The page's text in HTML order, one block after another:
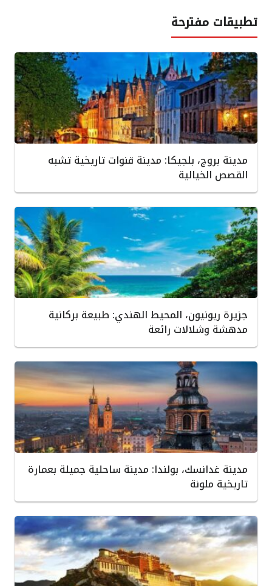
تطبيقات مفترحة
مدينة بروج، بلجيكا: مدينة قنوات تاريخية تشبه
القصص الخيالية
جزيرة ريونيون، المحيط الهندي: طبيعة بركانية
مدهشة وشلالات رائعة
مدينة غدانسك، بولندا: مدينة ساحلية جميلة بعمارة
تاريخية ملونة